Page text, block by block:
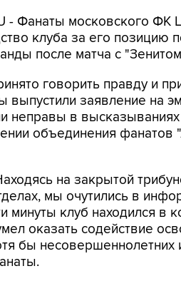
- Фанаты московского ФК
клуба за его позицию
после матча с
говорить правду и
заявление на
неправы в
объединения фанатов
на закрытой
мы очутились в
минуты клуб находился в
оказать содействие
бы несовершеннолетних